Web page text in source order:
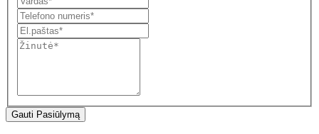
Gauti Pasiūlymą